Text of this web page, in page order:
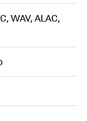
WAV, ALAC,